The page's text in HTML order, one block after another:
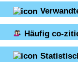
Häufig co-